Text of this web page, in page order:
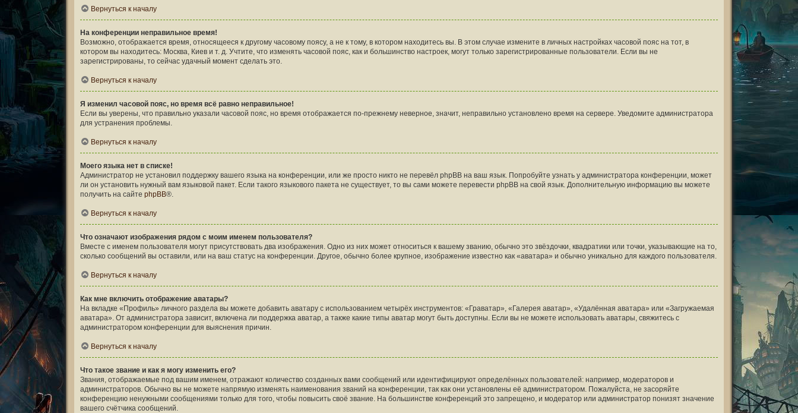
Вернуться к началу
На конференции неправильное время!
Возможно, отображается время, относящееся к другому часовому поясу, а не к тому, в котором находитесь вы. В этом случае измените в личных настройках часовой пояс на тот, в
котором вы находитесь: Москва, Киев и т. д. Учтите, что изменять часовой пояс, как и большинство настроек, могут только зарегистрированные пользователи. Если вы не
зарегистрированы, то сейчас удачный момент сделать это.
Вернуться к началу
Я изменил часовой пояс, но время всё равно неправильное!
Если вы уверены, что правильно указали часовой пояс, но время отображается по-прежнему неверное, значит, неправильно установлено время на сервере. Уведомите администратора
для устранения проблемы.
Вернуться к началу
Моего языка нет в списке!
Администратор не установил поддержку вашего языка на конференции, или же просто никто не перевёл phpBB на ваш язык. Попробуйте узнать у администратора конференции, может
ли он установить нужный вам языковой пакет. Если такого языкового пакета не существует, то вы сами можете перевести phpBB на свой язык. Дополнительную информацию вы можете
получить на сайте phpBB®.
Вернуться к началу
Что означают изображения рядом с моим именем пользователя?
Вместе с именем пользователя могут присутствовать два изображения. Одно из них может относиться к вашему званию, обычно это звёздочки, квадратики или точки, указывающие на то,
сколько сообщений вы оставили, или на ваш статус на конференции. Другое, обычно более крупное, изображение известно как «аватара» и обычно уникально для каждого пользователя.
Вернуться к началу
Как мне включить отображение аватары?
На вкладке «Профиль» личного раздела вы можете добавить аватару с использованием четырёх инструментов: «Граватар», «Галерея аватар», «Удалённая аватара» или «Загружаемая
аватара». От администратора зависит, включена ли поддержка аватар, а также какие типы аватар могут быть доступны. Если вы не можете использовать аватары, свяжитесь с
администратором конференции для выяснения причин.
Вернуться к началу
Что такое звание и как я могу изменить его?
Звания, отображаемые под вашим именем, отражают количество созданных вами сообщений или идентифицируют определённых пользователей: например, модераторов и
администраторов. Обычно вы не можете напрямую изменять наименования званий на конференции, так как они установлены её администратором. Пожалуйста, не засоряйте
конференцию ненужными сообщениями только для того, чтобы повысить своё звание. На большинстве конференций это запрещено, и модератор или администратор понизят значение
вашего счётчика сообщений.